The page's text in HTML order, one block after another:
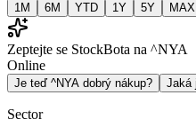
1M 6M YTD 1Y 5Y MAX
Zeptejte se StockBota na ^NYA
Online
Je teď ^NYA dobrý nákup? Jaká
Sector